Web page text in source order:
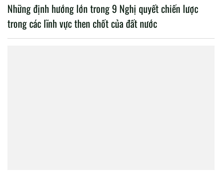
Những định hướng lớn trong 9 Nghị quyết chiến lược
trong các lĩnh vực then chốt của đất nước